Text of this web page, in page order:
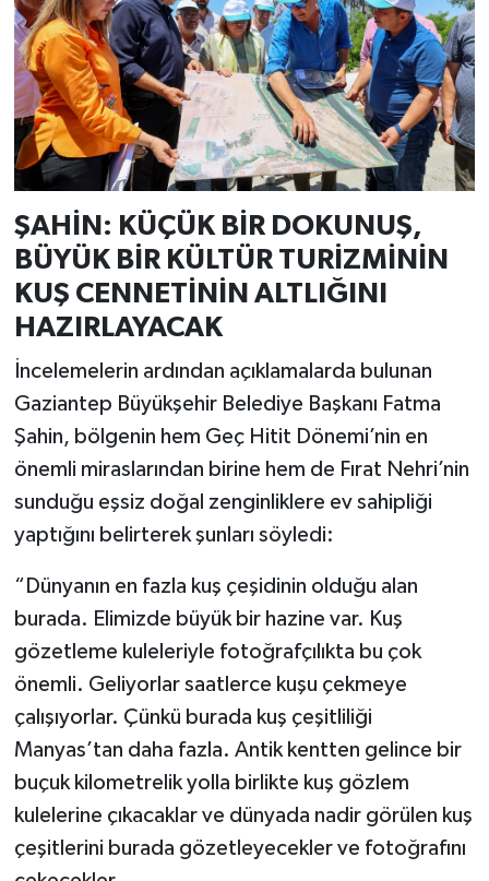
ŞAHİN: KÜÇÜK BİR DOKUNUŞ,
BÜYÜK BİR KÜLTÜR TURİZMİNİN
KUŞ CENNETİNİN ALTLIĞINI
HAZIRLAYACAK
İncelemelerin ardından açıklamalarda bulunan
Gaziantep Büyükşehir Belediye Başkanı Fatma
Şahin, bölgenin hem Geç Hitit Dönemi’nin en
önemli miraslarından birine hem de Fırat Nehri’nin
sunduğu eşsiz doğal zenginliklere ev sahipliği
yaptığını belirterek şunları söyledi:
“Dünyanın en fazla kuş çeşidinin olduğu alan
burada. Elimizde büyük bir hazine var. Kuş
gözetleme kuleleriyle fotoğrafçılıkta bu çok
önemli. Geliyorlar saatlerce kuşu çekmeye
çalışıyorlar. Çünkü burada kuş çeşitliliği
Manyas’tan daha fazla. Antik kentten gelince bir
buçuk kilometrelik yolla birlikte kuş gözlem
kulelerine çıkacaklar ve dünyada nadir görülen kuş
çeşitlerini burada gözetleyecekler ve fotoğrafını